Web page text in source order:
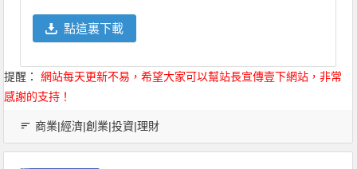
點這裏下載
提醒：
網站每天更新不易，希望大家可以幫站長宣傳壹下網站，非常
感謝的支持！
商業|經濟|創業|投資|理財